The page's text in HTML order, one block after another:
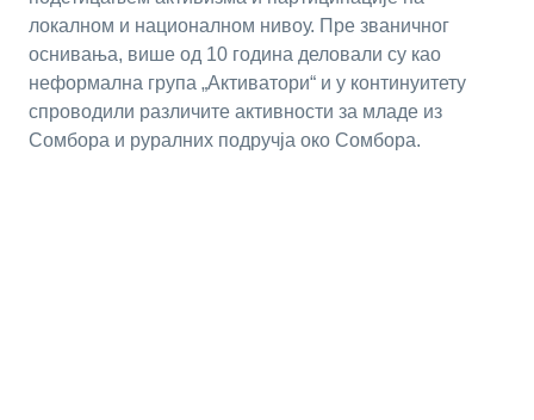
локалном и националном нивоу. Пре званичног
оснивања, више од 10 година деловали су као
неформална група „Активатори“ и у континуитету
спроводили различите активности за младе из
Сомбора и руралних подручја око Сомбора.